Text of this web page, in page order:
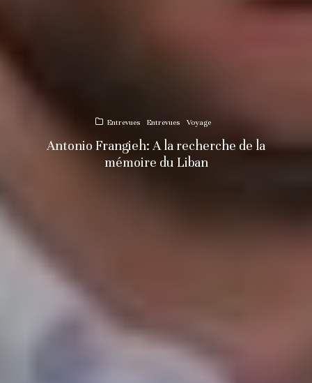
Entrevues Entrevues Voyage
Antonio Frangieh: A la recherche de la
mémoire du Liban